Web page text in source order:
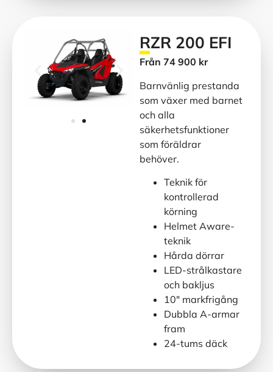
RZR 200 EFI
Från 74 900 kr
Barnvänlig prestanda
som växer med barnet
och alla
säkerhetsfunktioner
som föräldrar
behöver.
Teknik för
kontrollerad
körning
Helmet Aware-
teknik
Hårda dörrar
LED-strålkastare
och bakljus
10″ markfrigång
Dubbla A-armar
fram
24-tums däck